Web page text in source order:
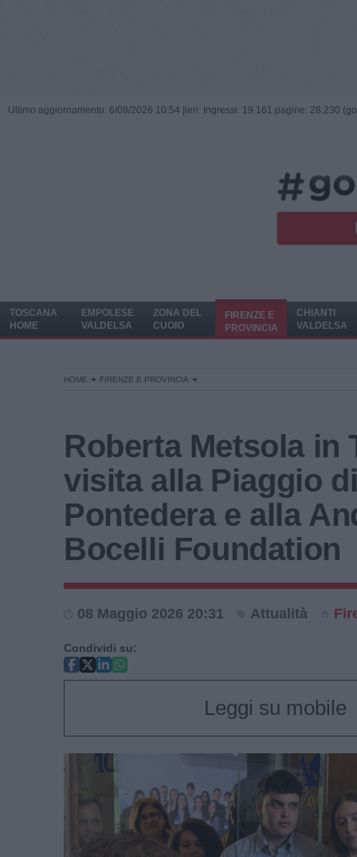
Ultimo aggiornamento: 6/08/2026 10:54 | ieri: Ingressi: 19.161 pagine: 28.230
TOSCANA
HOME
EMPOLESE
VALDELSA
ZONA DEL
CUOIO
FIRENZE E
PROVINCIA
CHIANTI
VALDELSA
HOME FIRENZE E PROVINCIA
Roberta Metsola in
visita alla Piaggio
Pontedera e alla
Bocelli Foundation
08 Maggio 2026 20:31 Attualità
Condividi su:
Leggi su mobile